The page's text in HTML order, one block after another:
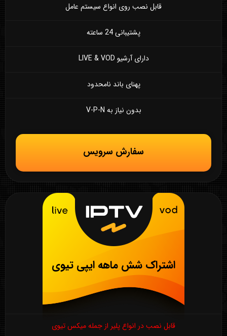
قابل نصب روی انواع سیستم عامل
پشتیبانی 24 ساعته
دارای آرشیو LIVE & VOD
پهنای باند نامحدود
بدون نیاز به V-P-N
سفارش سرویس
اشتراک شش ماهه ایپی تیوی
قابل نصب در انواع پلیر از جمله میکس تیوی